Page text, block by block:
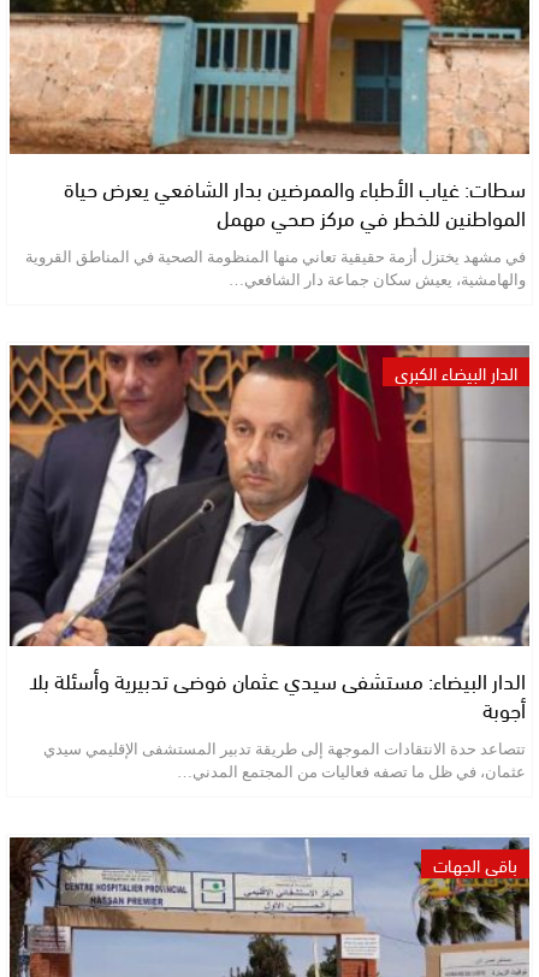
سطات: غياب الأطباء والممرضين بدار الشافعي يعرض حياة
المواطنين للخطر في مركز صحي مهمل
في مشهد يختزل أزمة حقيقية تعاني منها المنظومة الصحية في المناطق القروية
والهامشية، يعيش سكان جماعة دار الشافعي…
الدار البيضاء الكبرى
الدار البيضاء: مستشفى سيدي عثمان فوضى تدبيرية وأسئلة بلا
أجوبة
تتصاعد حدة الانتقادات الموجهة إلى طريقة تدبير المستشفى الإقليمي سيدي
عثمان، في ظل ما تصفه فعاليات من المجتمع المدني…
باقي الجهات